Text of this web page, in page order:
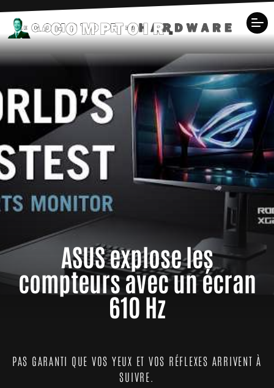
ASUS explose les
compteurs avec un écran
610 Hz
PAS GARANTI QUE VOS YEUX ET VOS RÉFLEXES ARRIVENT À
SUIVRE.